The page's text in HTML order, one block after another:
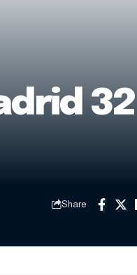
32
Share